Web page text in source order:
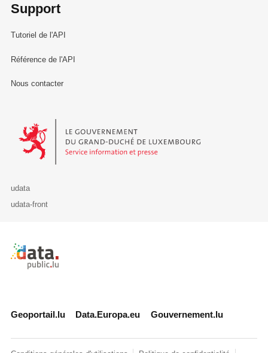
Support
Tutoriel de l'API
Référence de l'API
Nous contacter
Le Gouvernement du Grand-Duché de Luxembourg - Service
udata
udata-front
Retour à l'accueil de data.public.lu
Geoportail.lu Data.Europa.eu Gouvernement.lu